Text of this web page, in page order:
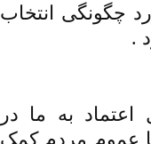
چگونگی انتخاب
.
به ما در
عموم مردم کمک